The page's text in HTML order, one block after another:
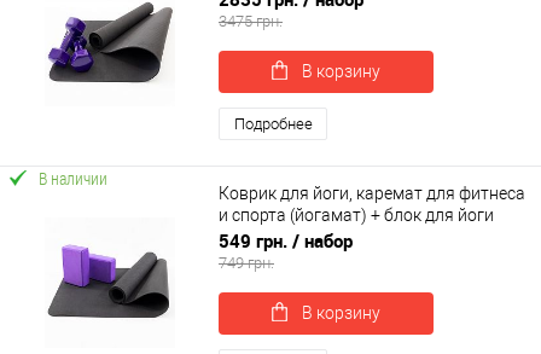
3475 грн.
В корзину
Подробнее
В наличии
Коврик для йоги, каремат для фитнеса
и спорта (йогамат) + блок для йоги
(кирпич) 2шт OSPORT Set 86 (n-0116)
549 грн. / набор
749 грн.
В корзину